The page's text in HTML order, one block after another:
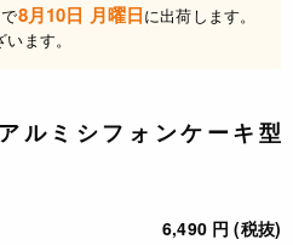
8月10日 月曜日に出荷します。
ます。
ルミシフォンケーキ型
6,490 円 (税抜)